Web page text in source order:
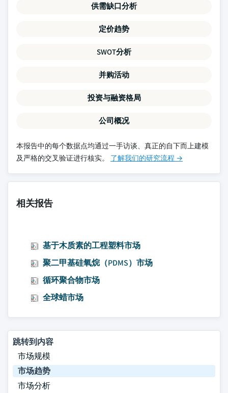
供需缺口分析
定价趋势
SWOT分析
并购活动
投资与融资格局
公司概况
本报告中的每个数据点均通过一手访谈、真正的自下而上建模
及严格的交叉验证进行核实。 了解我们的研究流程 →
相关报告
基于木质素的工程塑料市场
聚二甲基硅氧烷（PDMS）市场
循环聚合物市场
全球蜡市场
跳转到内容
市场规模
市场趋势
市场分析